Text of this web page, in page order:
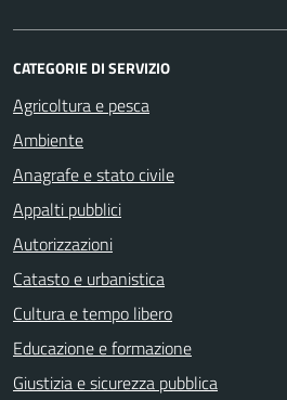
CATEGORIE DI SERVIZIO
Agricoltura e pesca
Ambiente
Anagrafe e stato civile
Appalti pubblici
Autorizzazioni
Catasto e urbanistica
Cultura e tempo libero
Educazione e formazione
Giustizia e sicurezza pubblica